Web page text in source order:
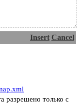
Insert Cancel
разрешено только с